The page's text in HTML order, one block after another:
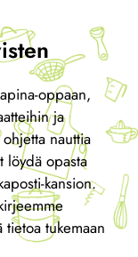
oppaan,
ja
nauttia
löydä opasta
kansion.
tietoa tukemaan